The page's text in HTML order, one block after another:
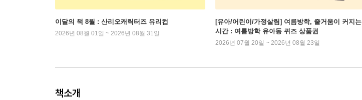
이달의 책 8월 : 산리오캐릭터즈 유리컵
2026년 08월 01일 ~ 2026년 08월 31일
[유아/어린이/가정살림] 여름방학, 줄거움이 커지는
시간 : 여름방학 유아동 퀴즈 상품권
2026년 07월 20일 ~ 2026년 08월 23일
책소개